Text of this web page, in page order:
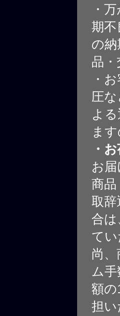
・
期
の
品
・
圧
よ
ま
・
お
商品
取
合
てい
尚
ム
額の
担